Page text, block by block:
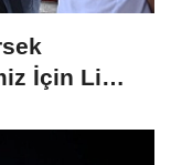
İçin Lise